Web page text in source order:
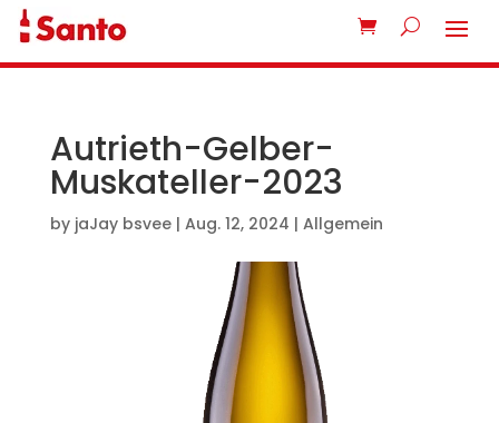
Autrieth-Gelber-
Muskateller-2023
by jaJay bsvee| Aug. 12, 2024 | Allgemein